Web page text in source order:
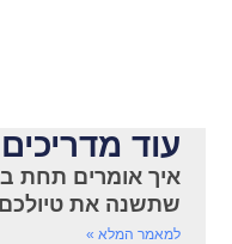
עוד
איך אומרים תחת
שתשנה את
למאמר המלא »